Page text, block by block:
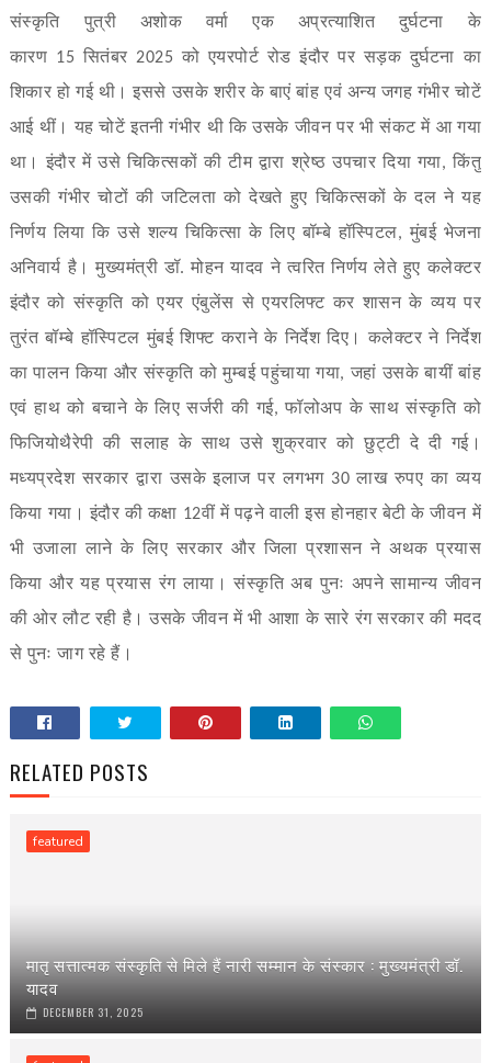
संस्कृति पुत्री अशोक वर्मा एक अप्रत्याशित दुर्घटना के
कारण 15 सितंबर2025 को एयरपोर्ट रोड इंदौर पर सड़क दुर्घटना का
शिकार हो गई थी। इससे उसके शरीर के बाएं बांह एवं अन्य जगह गंभीर चोटें
आई थीं। यह चोटें इतनी गंभीर थी कि उसके जीवन पर भी संकट में आ गया
था। इंदौर में उसे चिकित्सकों की टीम द्वारा श्रेष्ठ उपचार दिया गया,किंतु
उसकी गंभीर चोटों की जटिलता को देखते हुए चिकित्सकों के दल ने यह
निर्णय लिया कि उसे शल्य चिकित्सा के लिए बॉम्बे हॉस्पिटल, मुंबई भेजना
अनिवार्य है। मुख्यमंत्री डॉ. मोहन यादव ने त्वरित निर्णय लेते हुए कलेक्टर
इंदौर को संस्कृति को एयर एंबुलेंस से एयरलिफ्ट कर शासन के व्यय पर
तुरंत बॉम्बे हॉस्पिटल मुंबई शिफ्ट कराने के निर्देश दिए। कलेक्टर ने निर्देश
का पालन किया और संस्कृति को मुम्बई पहुंचाया गया, जहां उसके बायीं बांह
एवं हाथ को बचाने के लिए सर्जरी की गई,फॉलोअप के साथ संस्कृति को
फिजियोथैरेपी की सलाह के साथ उसे शुक्रवार को छुट्टी दे दी गई।
मध्यप्रदेश सरकार द्वारा उसके इलाज पर लगभग 30 लाख रुपए का व्यय
किया गया। इंदौर की कक्षा 12वीं में पढ़ने वाली इस होनहार बेटी के जीवन में
भी उजाला लाने के लिए सरकार और जिला प्रशासन ने अथक प्रयास
किया और यह प्रयास रंग लाया। संस्कृति अब पुनः अपने सामान्य जीवन
की ओर लौट रही है। उसके जीवन में भी आशा के सारे रंग सरकार की मदद
से पुनः जाग रहे हैं।
RELATED POSTS
featured
मातृ सत्तात्मक संस्कृति से मिले हैं नारी सम्मान के संस्कार : मुख्यमंत्री डॉ.
यादव
DECEMBER 31, 2025